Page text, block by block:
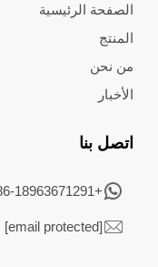
الصفحة الرئيسية
المنتج
من نحن
الأخبار
اتصل بنا
+86-18963671291
[email protected]